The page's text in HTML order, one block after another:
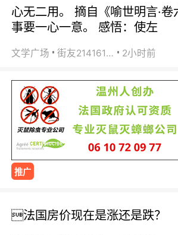
心无二用。 摘自《喻世明言·
事要一心一意。 感悟：使左
文学广场 街友21416156 2小时前
推广
法国房价现在是涨还是跌？